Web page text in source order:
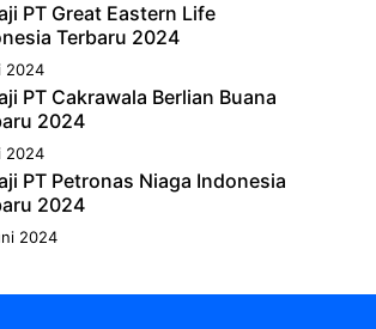
PT Great Eastern Life
Terbaru 2024
2024
PT Cakrawala Berlian Buana
2024
2024
PT Petronas Niaga Indonesia
2024
2024